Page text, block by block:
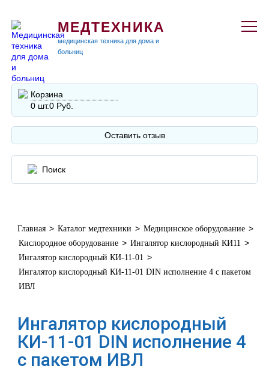
МЕДТЕХНИКА
медицинская техника для дома и
больниц
Корзина
0 шт.0 Руб.
Оставить отзыв
Главная > Каталог медтехники > Медицинское оборудование >
Кислородное оборудование > Ингалятор кислородный КИ11 >
Ингалятор кислородный КИ-11-01 >
Ингалятор кислородный КИ-11-01 DIN исполнение 4 с пакетом
ИВЛ
Ингалятор кислородный
КИ-11-01 DIN исполнение 4
с пакетом ИВЛ